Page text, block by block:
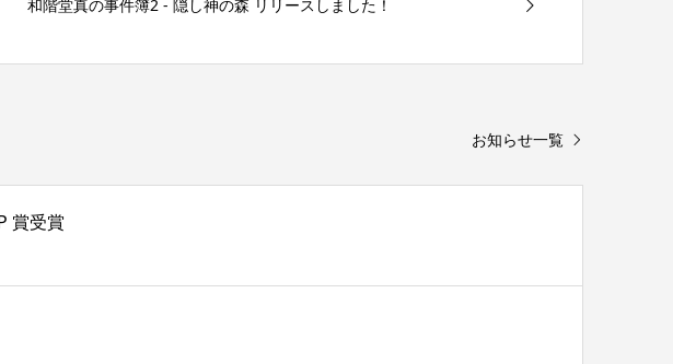
和階堂真の事件簿2 - 隠し神の森 リリースしました！
お知らせ一覧
賞受賞